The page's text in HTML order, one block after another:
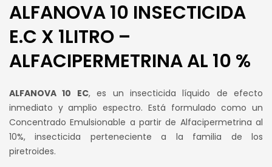
ALFANOVA 10 INSECTICIDA
E.C X 1LITRO –
ALFACIPERMETRINA AL 10 %
ALFANOVA 10 EC, es un insecticida líquido de efecto
inmediato y amplio espectro. Está formulado como un
Concentrado Emulsionable a partir de Alfacipermetrina al
10%, insecticida perteneciente a la familia de los
piretroides.